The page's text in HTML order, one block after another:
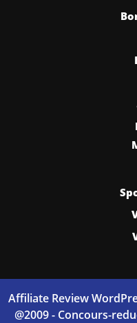
Affiliate Review
@2009 - Concours-